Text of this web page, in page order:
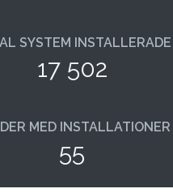
SYSTEM INSTALLERADE
17 502
MED INSTALLATIONER
55